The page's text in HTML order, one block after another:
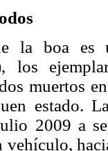
la boa es
los
muertos
estado.
2009 a
vehículo,